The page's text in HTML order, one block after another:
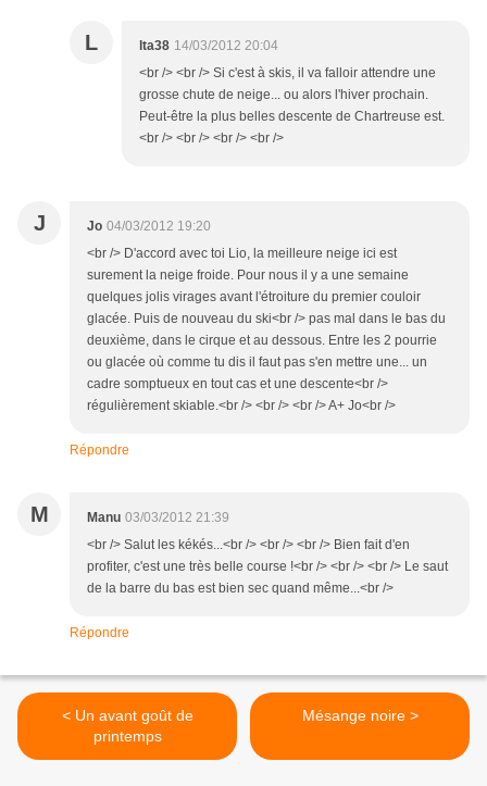
L lta38 14/03/2012 20:04
<br /> <br /> Si c'est à skis, il va falloir attendre une
grosse chute de neige... ou alors l'hiver prochain.
Peut-être la plus belles descente de Chartreuse est.
<br /> <br /> <br /> <br />
J Jo 04/03/2012 19:20
<br /> D'accord avec toi Lio, la meilleure neige ici est
surement la neige froide. Pour nous il y a une semaine
quelques jolis virages avant l'étroiture du premier couloir
glacée. Puis de nouveau du ski<br /> pas mal dans le bas du
deuxième, dans le cirque et au dessous. Entre les 2 pourrie
ou glacée où comme tu dis il faut pas s'en mettre une... un
cadre somptueux en tout cas et une descente<br />
régulièrement skiable.<br /> <br /> <br /> A+ Jo<br />
Répondre
M Manu 03/03/2012 21:39
<br /> Salut les kékés...<br /> <br /> <br /> Bien fait d'en
profiter, c'est une très belle course !<br /> <br /> <br /> Le saut
de la barre du bas est bien sec quand même...<br />
Répondre
< Un avant goût de
printemps
Mésange noire >